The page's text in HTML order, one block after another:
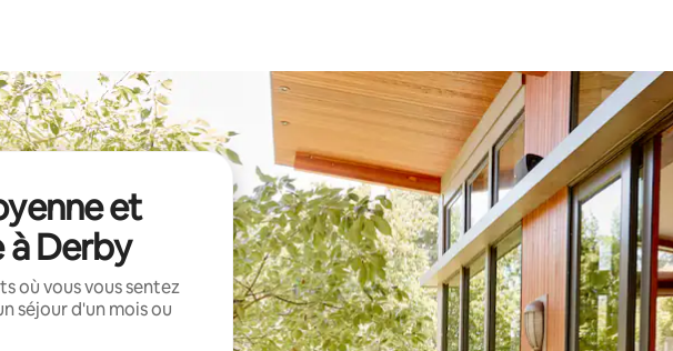
et
à Derby
où vous vous sentez
séjour d'un mois ou